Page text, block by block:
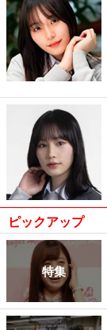
ピックアップ
特集